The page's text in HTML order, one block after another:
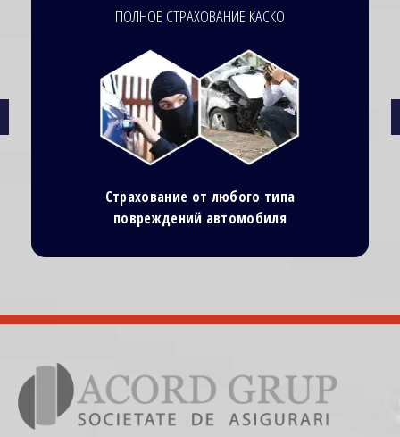
ПОЛНОЕ СТРАХОВАНИЕ КАСКО
Страхование от любого типа
повреждений автомобиля
Image